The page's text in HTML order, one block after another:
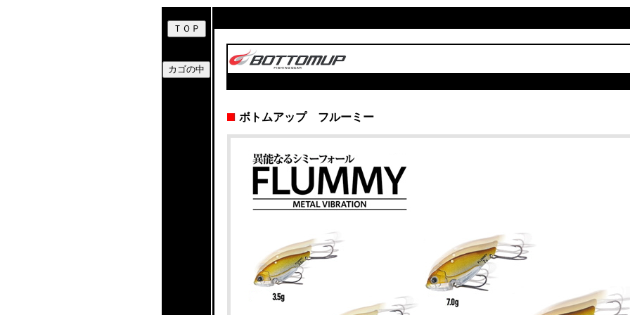
ボトムアップ フルーミー